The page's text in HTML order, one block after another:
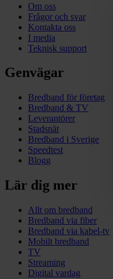
Om oss
Frågor och svar
Kontakta oss
I media
Teknisk support
Genvägar
Bredband för företag
Bredband & TV
Leverantörer
Stadsnät
Bredband i Sverige
Speedtest
Blogg
Lär dig mer
Allt om bredband
Bredband via fiber
Bredband via kabel-tv
Mobilt bredband
TV
Streaming
Digital vardag